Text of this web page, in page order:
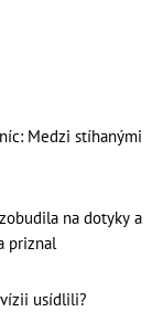
Medzi stíhanými
na dotyky a
priznal
usídlili?